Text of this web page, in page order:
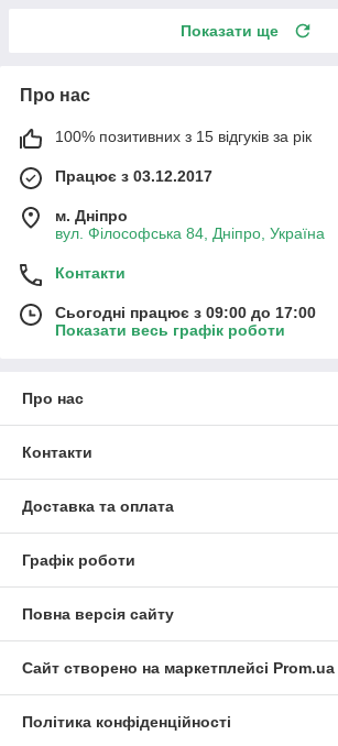
Показати ще
Про нас
100% позитивних з 15 відгуків за рік
Працює з 03.12.2017
м. Дніпро
вул. Філософська 84, Дніпро, Україна
Контакти
Сьогодні працює з 09:00 до 17:00
Показати весь графік роботи
Про нас
Контакти
Доставка та оплата
Графік роботи
Повна версія сайту
Сайт створено на маркетплейсі Prom.ua
Політика конфіденційності